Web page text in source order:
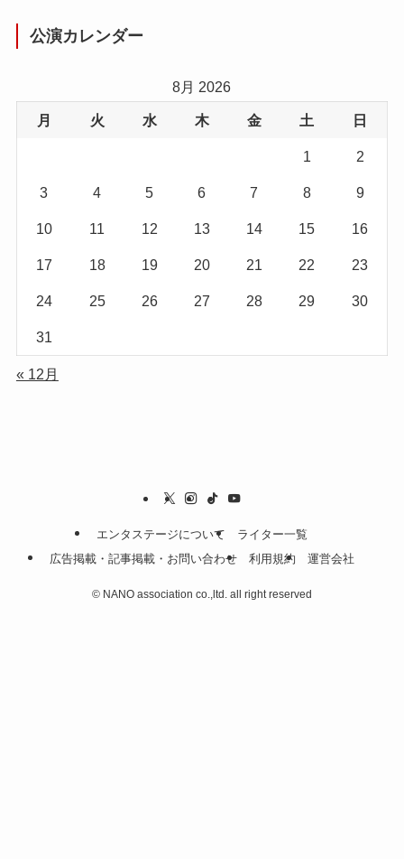
公演カレンダー
8月 2026
月 火 水 木 金 土 日
1 2
3 4 5 6 7 8 9
10 11 12 13 14 15 16
17 18 19 20 21 22 23
24 25 26 27 28 29 30
31
« 12月
エンタステージについて
ライター一覧
広告掲載・記事掲載・お問い合わせ
利用規約 運営会社
© NANO association co.,ltd. all right reserved